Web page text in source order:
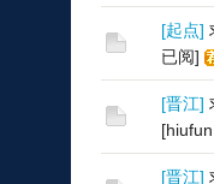
[起点]
已阅]
[晋江]
[晋江]